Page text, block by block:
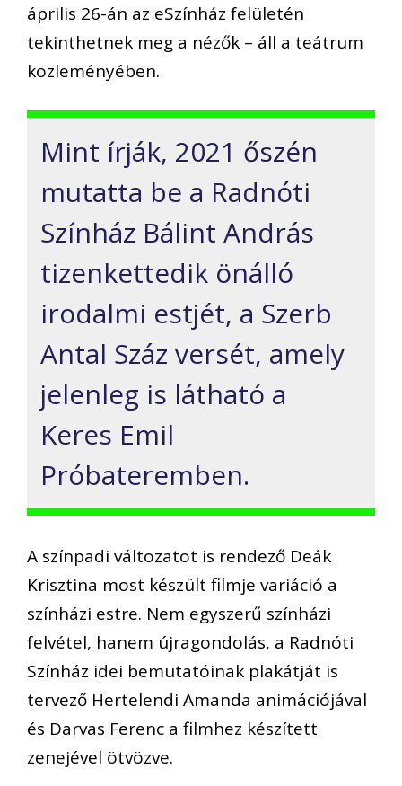
április 26-án az eSzínház felületén
tekinthetnek meg a nézők – áll a teátrum
közleményében.
Mint írják, 2021 őszén
mutatta be a Radnóti
Színház Bálint András
tizenkettedik önálló
irodalmi estjét, a Szerb
Antal Száz versét, amely
jelenleg is látható a
Keres Emil
Próbateremben.
A színpadi változatot is rendező Deák
Krisztina most készült filmje variáció a
színházi estre. Nem egyszerű színházi
felvétel, hanem újragondolás, a Radnóti
Színház idei bemutatóinak plakátját is
tervező Hertelendi Amanda animációjával
és Darvas Ferenc a filmhez készített
zenejével ötvözve.